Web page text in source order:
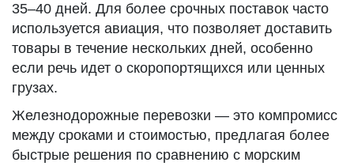
35–40 дней. Для более срочных поставок часто
используется авиация, что позволяет доставить
товары в течение нескольких дней, особенно
если речь идет о скоропортящихся или ценных
грузах.
Железнодорожные перевозки — это компромисс
между сроками и стоимостью, предлагая более
быстрые решения по сравнению с морским